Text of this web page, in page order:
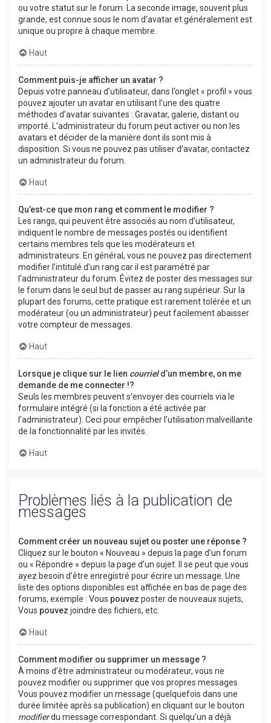
ou votre statut sur le forum. La seconde image, souvent plus
grande, est connue sous le nom d’avatar et généralement est
unique ou propre à chaque membre.
Haut
Comment puis-je afficher un avatar ?
Depuis votre panneau d’utilisateur, dans l’onglet « profil » vous
pouvez ajouter un avatar en utilisant l’une des quatre
méthodes d’avatar suivantes : Gravatar, galerie, distant ou
importé. L’administrateur du forum peut activer ou non les
avatars et décider de la manière dont ils sont mis à
disposition. Si vous ne pouvez pas utiliser d’avatar, contactez
un administrateur du forum.
Haut
Qu’est-ce que mon rang et comment le modifier ?
Les rangs, qui peuvent être associés au nom d’utilisateur,
indiquent le nombre de messages postés ou identifient
certains membres tels que les modérateurs et
administrateurs. En général, vous ne pouvez pas directement
modifier l’intitulé d’un rang car il est paramétré par
l’administrateur du forum. Évitez de poster des messages sur
le forum dans le seul but de passer au rang supérieur. Sur la
plupart des forums, cette pratique est rarement tolérée et un
modérateur (ou un administrateur) peut facilement abaisser
votre compteur de messages.
Haut
Lorsque je clique sur le lien courrield’un membre, on me
demande de me connecter !?
Seuls les membres peuvent s’envoyer des courriels via le
formulaire intégré (si la fonction a été activée par
l’administrateur). Ceci pour empêcher l’utilisation malveillante
de la fonctionnalité par les invités.
Haut
Problèmes liés à la publication de
messages
Comment créer un nouveau sujet ou poster une réponse ?
Cliquez sur le bouton « Nouveau » depuis la page d’un forum
ou « Répondre » depuis la page d’un sujet. Il se peut que vous
ayez besoin d’être enregistré pour écrire un message. Une
liste des options disponibles est affichée en bas de page des
forums, exemple : Vous pouvez poster de nouveaux sujets,
Vous pouvez joindre des fichiers, etc.
Haut
Comment modifier ou supprimer un message ?
À moins d’être administrateur ou modérateur, vous ne
pouvez modifier ou supprimer que vos propres messages.
Vous pouvez modifier un message (quelquefois dans une
durée limitée après sa publication) en cliquant sur le bouton
modifierdu message correspondant. Si quelqu’un a déjà